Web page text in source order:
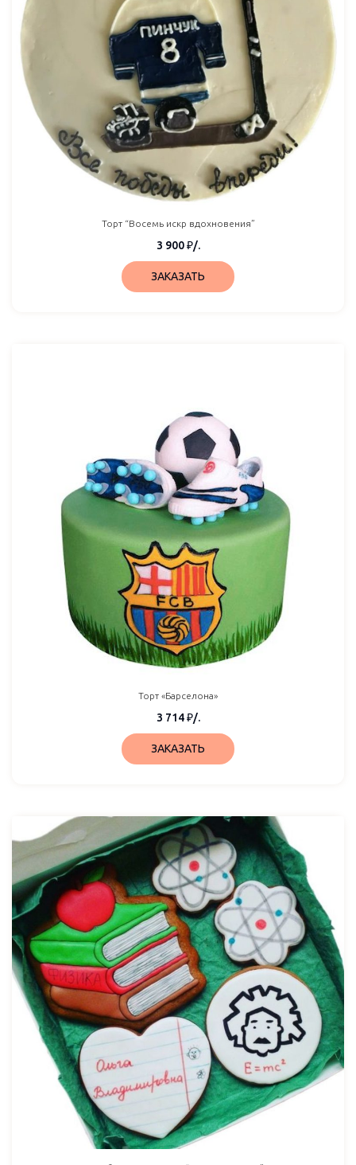
Торт “Восемь искр вдохновения”
3 900₽/.
ЗАКАЗАТЬ
Торт «Барселона»
3 714₽/.
ЗАКАЗАТЬ